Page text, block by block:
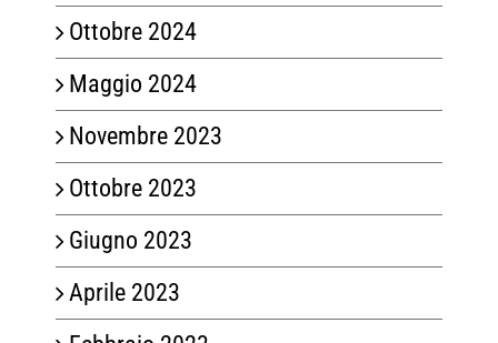
Ottobre 2024
Maggio 2024
Novembre 2023
Ottobre 2023
Giugno 2023
Aprile 2023